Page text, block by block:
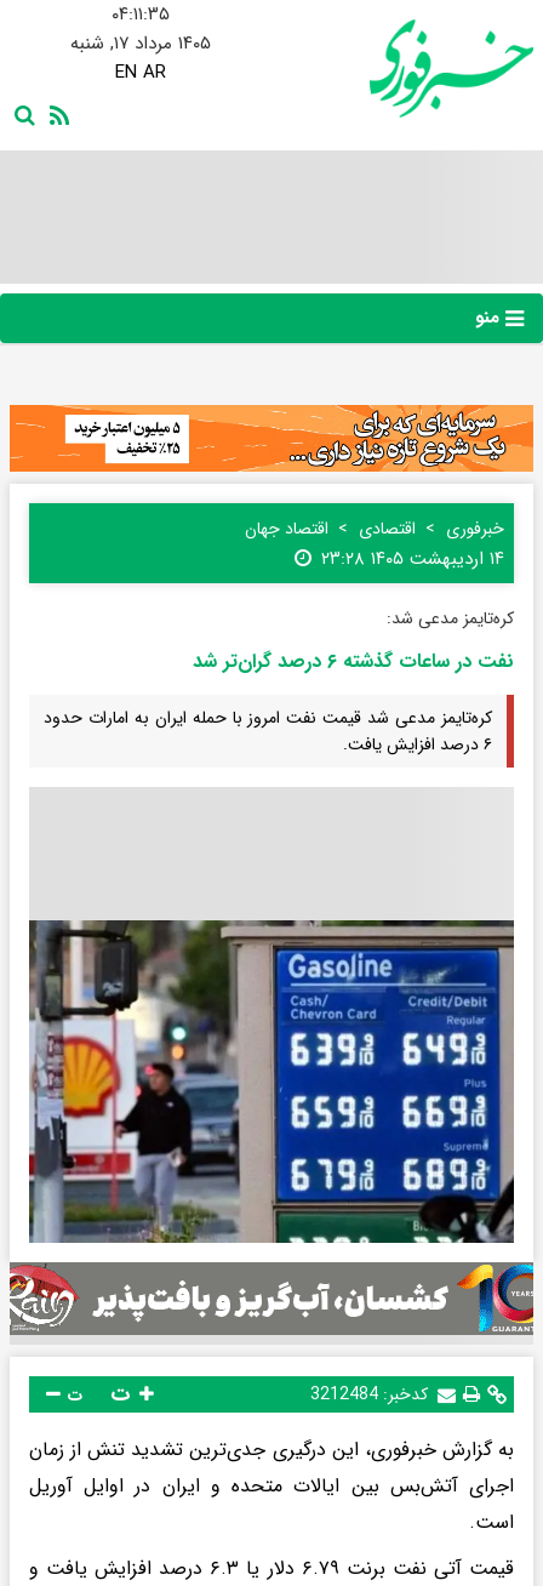
۰۴:۱۱:۳۶
۱۴۰۵ مرداد ۱۷, شنبه
EN AR
منو
خبرفوری اقتصادی اقتصاد جهان
۱۴ اردیبهشت ۱۴۰۵ ۲۳:۲۸
کره‌تایمز مدعی شد:
نفت در ساعات گذشته ۶ درصد گران‌تر شد
کره‌تایمز مدعی شد قیمت نفت امروز با حمله ایران به امارات حدود
۶ درصد افزایش یافت.
کدخبر: 3212484 ت
به گزارش خبرفوری، این درگیری جدی‌ترین تشدید تنش از زمان
اجرای آتش‌بس بین ایالات متحده و ایران در اوایل آوریل
است.
قیمت آتی نفت برنت ۶.۷۹ دلار یا ۶.۳ درصد افزایش یافت و